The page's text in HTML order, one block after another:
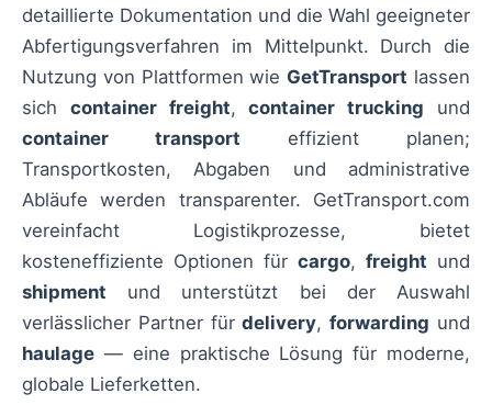
detaillierte Dokumentation und die Wahl geeigneter
Abfertigungsverfahren im Mittelpunkt. Durch die
Nutzung von Plattformen wie GetTransport lassen
sich container freight,container trucking und
container transport effizient planen;
Transportkosten, Abgaben und administrative
Abläufe werden transparenter. GetTransport.com
vereinfacht Logistikprozesse, bietet
kosteneffiziente Optionen für cargo, freight und
shipment und unterstützt bei der Auswahl
verlässlicher Partner fürdelivery,forwarding und
haulage — eine praktische Lösung für moderne,
globale Lieferketten.